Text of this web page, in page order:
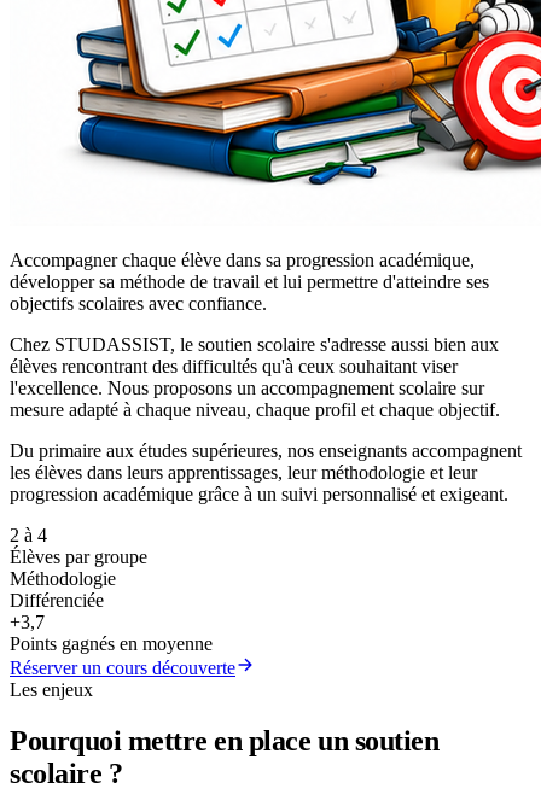
Accompagner chaque élève dans sa progression académique,
développer sa méthode de travail et lui permettre d'atteindre ses
objectifs scolaires avec confiance.
Chez STUDASSIST, le soutien scolaire s'adresse aussi bien aux
élèves rencontrant des difficultés qu'à ceux souhaitant viser
l'excellence. Nous proposons un accompagnement scolaire sur
mesure adapté à chaque niveau, chaque profil et chaque objectif.
Du primaire aux études supérieures, nos enseignants accompagnent
les élèves dans leurs apprentissages, leur méthodologie et leur
progression académique grâce à un suivi personnalisé et exigeant.
2 à 4
Élèves par groupe
Méthodologie
Différenciée
+3,7
Points gagnés en moyenne
Réserver un cours découverte
Les enjeux
Pourquoi mettre en place un soutien
scolaire ?